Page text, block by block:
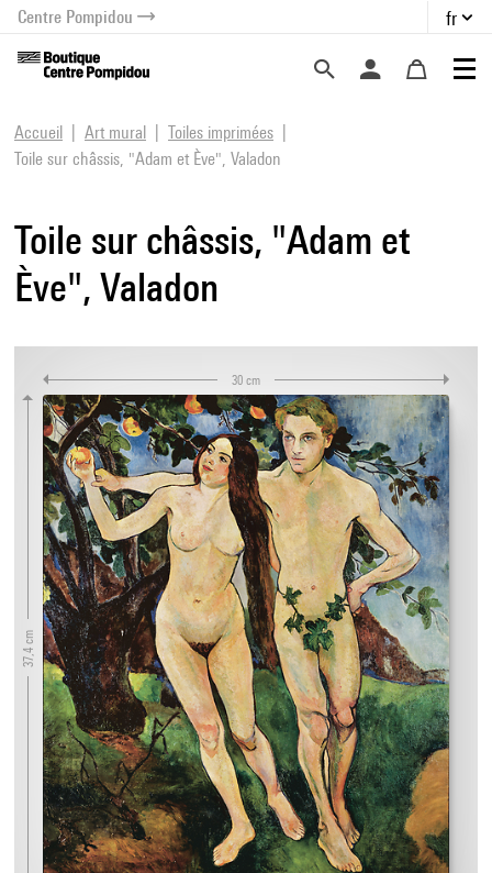
menu
contenu
Centre Pompidou fr
Accueil Art mural
Toiles imprimées
Toile sur châssis, "Adam et Ève", Valadon
Toile sur châssis, "Adam et
Ève", Valadon
30 cm
37,4 cm